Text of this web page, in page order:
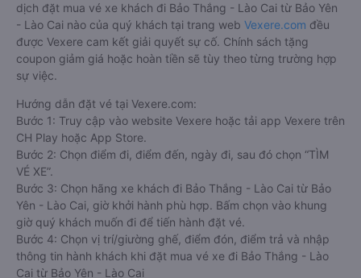
dịch đặt mua vé xe khách đi Bảo Thắng - Lào Cai từ Bảo Yên
- Lào Cai nào của quý khách tại trang web Vexere.com đều
được Vexere cam kết giải quyết sự cố. Chính sách tặng
coupon giảm giá hoặc hoàn tiền sẽ tùy theo từng trường hợp
sự việc.
Hướng dẫn đặt vé tại Vexere.com:
Bước 1: Truy cập vào website Vexere hoặc tải app Vexere trên
CH Play hoặc App Store.
Bước 2: Chọn điểm đi, điểm đến, ngày đi, sau đó chọn “TÌM
VÉ XE”.
Bước 3: Chọn hãng xe khách đi Bảo Thắng - Lào Cai từ Bảo
Yên - Lào Cai, giờ khởi hành phù hợp. Bấm chọn vào khung
giờ quý khách muốn đi để tiến hành đặt vé.
Bước 4: Chọn vị trí/giường ghế, điểm đón, điểm trả và nhập
thông tin hành khách khi đặt mua vé xe đi Bảo Thắng - Lào
Cai từ Bảo Yên - Lào Cai